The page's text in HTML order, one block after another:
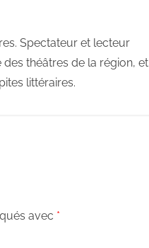
Spectateur et lecteur
théâtres de la région, et
littéraires.
avec *